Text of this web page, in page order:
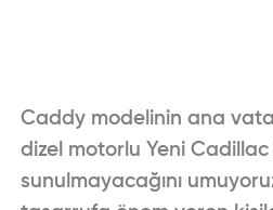
Caddy modelinin ana
dizel motorlu Yeni Cadillac
sunulmayacağını